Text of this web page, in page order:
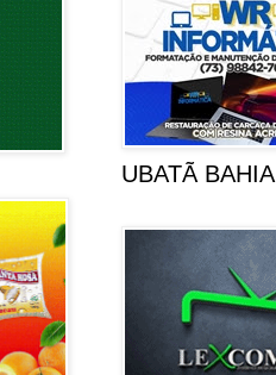
UBATÃ BAHIA